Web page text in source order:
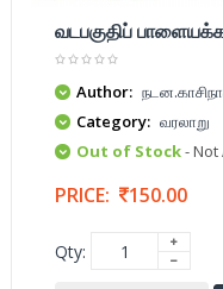
வடபகுதிப்
Author:
Category: வரலாறு
Out of Stock- Not
PRICE: 150.00
Qty: